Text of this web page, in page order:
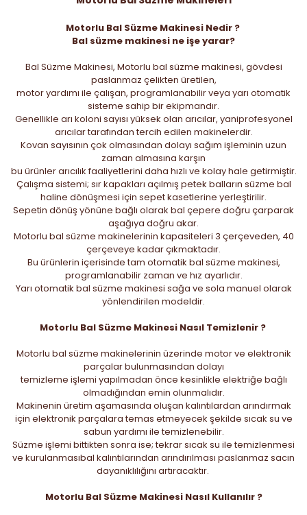
Motorlu Bal Süzme Makinesi Nedir ?
Bal süzme makinesi ne işe yarar?
Bal Süzme Makinesi, Motorlu bal süzme makinesi, gövdesi
paslanmaz çelikten üretilen,
motor yardımı ile çalışan, programlanabilir veya yarı otomatik
sisteme sahip bir ekipmandır.
Genellikle arı koloni sayısı yüksek olan arıcılar, yaniprofesyonel
arıcılar tarafından tercih edilen makinelerdir.
Kovan sayısının çok olmasından dolayı sağım işleminin uzun
zaman almasına karşın
bu ürünler arıcılık faaliyetlerini daha hızlı ve kolay hale getirmiştir.
Çalışma sistemi; sır kapakları açılmış petek balların süzme bal
haline dönüşmesi için sepet kasetlerine yerleştirilir.
Sepetin dönüş yönüne bağlı olarak bal çepere doğru çarparak
aşağıya doğru akar.
Motorlu bal süzme makinelerinin kapasiteleri 3 çerçeveden, 40
çerçeveye kadar çıkmaktadır.
Bu ürünlerin içerisinde tam otomatik bal süzme makinesi,
programlanabilir zaman ve hız ayarlıdır.
Yarı otomatik bal süzme makinesi sağa ve sola manuel olarak
yönlendirilen modeldir.
Motorlu Bal Süzme Makinesi Nasıl Temizlenir ?
Motorlu bal süzme makinelerinin üzerinde motor ve elektronik
parçalar bulunmasından dolayı
temizleme işlemi yapılmadan önce kesinlikle elektriğe bağlı
olmadığından emin olunmalıdır.
Makinenin üretim aşamasında oluşan kalıntılardan arındırmak
için elektronik parçalara temas etmeyecek şekilde sıcak su ve
sabun yardımı ile temizlenebilir.
Süzme işlemi bittikten sonra ise; tekrar sıcak su ile temizlenmesi
ve kurulanmasıbal kalıntılarından arındırılması paslanmaz sacın
dayanıklılığını artıracaktır.
Motorlu Bal Süzme Makinesi Nasıl Kullanılır ?